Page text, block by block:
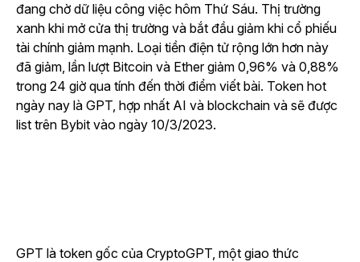
đang chờ dữ liệu công việc hôm Thứ Sáu. Thị trường
xanh khi mở cửa thị trường và bắt đầu giảm khi cổ phiếu
tài chính giảm mạnh. Loại tiền điện tử rộng lớn hơn này
đã giảm, lần lượt Bitcoin và Ether giảm 0,96% và 0,88%
trong 24 giờ qua tính đến thời điểm viết bài. Token hot
ngày nay là GPT, hợp nhất AI và blockchain và sẽ được
list trên Bybit vào ngày 10/3/2023.
GPT là token gốc của CryptoGPT, một giao thức